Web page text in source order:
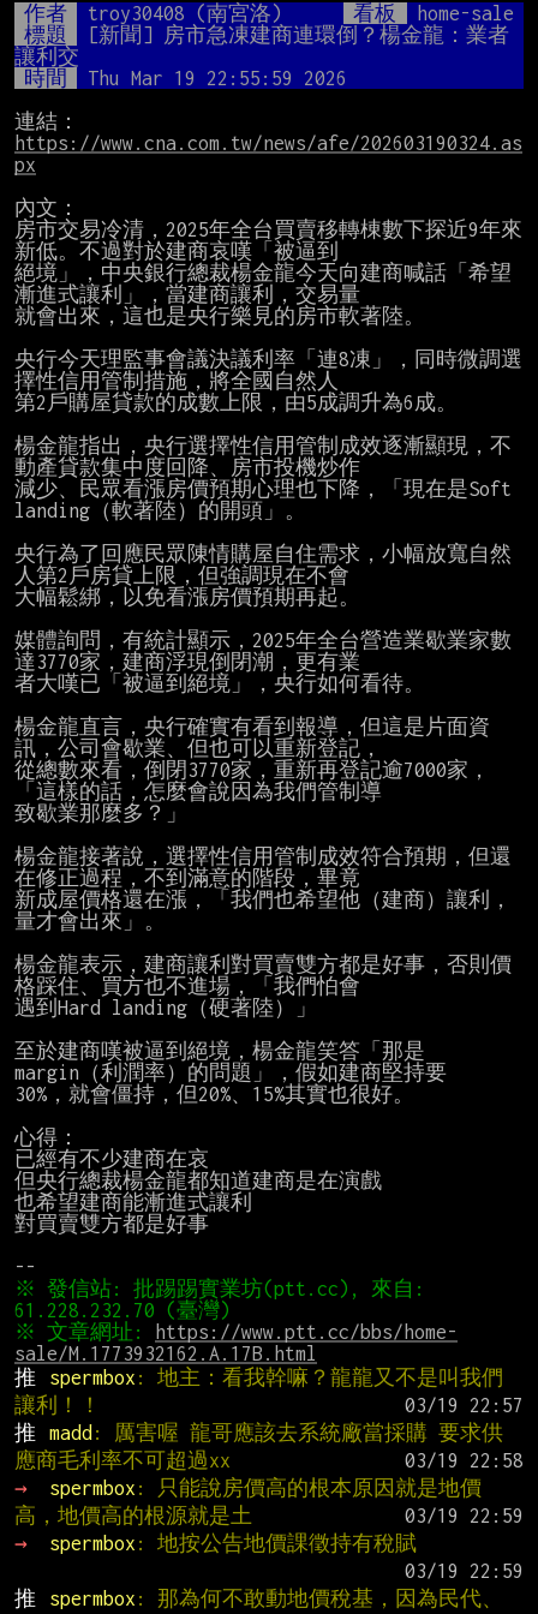
Mute
作者 troy30408 (南宮洛) 看板
home-sale
標題
[新聞] 房市急凍建商連環倒？楊金龍：業者
讓利交
時間
Thu Mar 19 22:55:59 2026
連結：
https://www.cna.com.tw/news/afe/202603190324.as
px
內文：
房市交易冷清，2025年全台買賣移轉棟數下探近9年來
新低。不過對於建商哀嘆「被逼到
絕境」，中央銀行總裁楊金龍今天向建商喊話「希望
漸進式讓利」，當建商讓利，交易量
就會出來，這也是央行樂見的房市軟著陸。
央行今天理監事會議決議利率「連8凍」，同時微調選
擇性信用管制措施，將全國自然人
第2戶購屋貸款的成數上限，由5成調升為6成。
楊金龍指出，央行選擇性信用管制成效逐漸顯現，不
動產貸款集中度回降、房市投機炒作
減少、民眾看漲房價預期心理也下降，「現在是Soft
landing（軟著陸）的開頭」。
央行為了回應民眾陳情購屋自住需求，小幅放寬自然
人第2戶房貸上限，但強調現在不會
大幅鬆綁，以免看漲房價預期再起。
媒體詢問，有統計顯示，2025年全台營造業歇業家數
達3770家，建商浮現倒閉潮，更有業
者大嘆已「被逼到絕境」，央行如何看待。
楊金龍直言，央行確實有看到報導，但這是片面資
訊，公司會歇業、但也可以重新登記，
從總數來看，倒閉3770家，重新再登記逾7000家，
「這樣的話，怎麼會說因為我們管制導
致歇業那麼多？」
楊金龍接著說，選擇性信用管制成效符合預期，但還
在修正過程，不到滿意的階段，畢竟
新成屋價格還在漲，「我們也希望他（建商）讓利，
量才會出來」。
楊金龍表示，建商讓利對買賣雙方都是好事，否則價
格踩住、買方也不進場，「我們怕會
遇到Hard landing（硬著陸）」
至於建商嘆被逼到絕境，楊金龍笑答「那是
margin（利潤率）的問題」，假如建商堅持要
30%，就會僵持，但20%、15%其實也很好。
心得：
已經有不少建商在哀
但央行總裁楊金龍都知道建商是在演戲
也希望建商能漸進式讓利
對買賣雙方都是好事
※ 發信站: 批踢踢實業坊(ptt.cc), 來自:
※ 文章網址:
https://www.ptt.cc/bbs/home-
sale/M.1773932162.A.17B.html
推
spermbox : 地主：看我幹嘛？龍龍又不是叫我們
讓利！！
推
madd : 厲害喔 龍哥應該去系統廠當採購 要求供
應商毛利率不可超過xx
→
spermbox : 只能說房價高的根本原因就是地價
高，地價高的根源就是土
→
spermbox : 地按公告地價課徵持有稅賦
推
spermbox : 那為何不敢動地價稅基，因為民代、